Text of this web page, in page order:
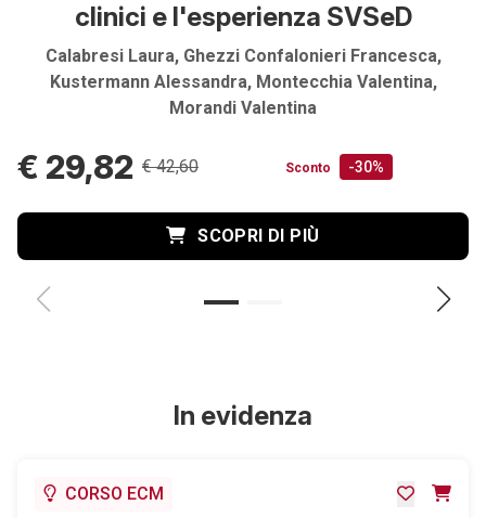
clinici e l'esperienza SVSeD
Calabresi Laura, Ghezzi Confalonieri Francesca,
Kustermann Alessandra, Montecchia Valentina,
Morandi Valentina
€ 29,82 € 42,60 Sconto -30%
SCOPRI DI PIÙ
In evidenza
CORSO ECM